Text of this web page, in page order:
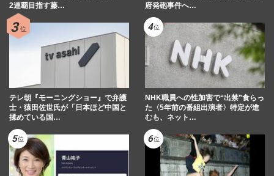
2連覇目指す藤…
府発砲事件へ…
テレ朝『モーニングショー』で弁護
士・猿田佐世氏が「日本ほど中国と
揉めている国…
NHK職員への性加害で“出禁”食らっ
た〈5年前の番組出演者〉特定が進
むも、ネット…